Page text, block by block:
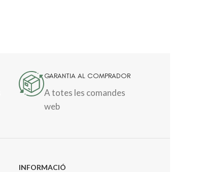
GARANTIA AL COMPRADOR
A totes les comandes
web
INFORMACIÓ